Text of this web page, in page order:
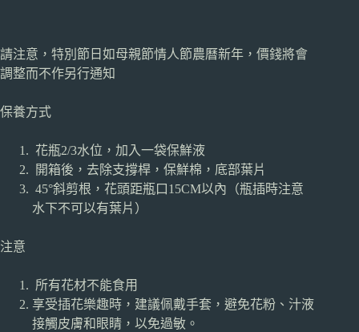
請注意，特別節日如母親節情人節農曆新年，價錢將會
調整而不作另行通知
保養方式
花瓶2/3水位，加入一袋保鮮液
開箱後，去除支撐桿，保鮮棉，底部葉片
45°斜剪根，花頭距瓶口15CM以內（瓶插時注意
水下不可以有葉片）
注意
所有花材不能食用
享受插花樂趣時，建議佩戴手套，避免花粉、汁液
接觸皮膚和眼睛，以免過敏。